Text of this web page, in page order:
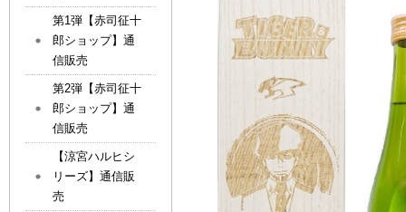
第1弾【赤司征十
郎ショップ】通
信販売
第2弾【赤司征十
郎ショップ】通
信販売
【涼宮ハルヒシ
リーズ】通信販
売